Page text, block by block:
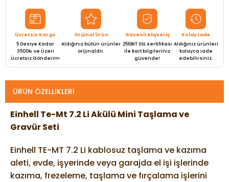
Ücretsiz Kargo
5 Desiye Kadar
3500₺ ve Üzeri
Ücretsiz Gönderim
Orijinal Ürün
Aldığınız bütün ürünler
orijinaldir.
Güvenli Alışveriş
256BIT SSL sertifikası
ile kart bilgileriniz
güvende!
Kolay İade
Aldığınız ürünleri
kolayca iade
edebilirsiniz.
ÜRÜN ÖZELLIKLERI
Einhell Te-Mt 7.2 Li Akülü Mini Taşlama ve
Gravür Seti
Einhell TE-MT 7.2 Li kablosuz taşlama ve kazıma
aleti, evde, işyerinde veya garajda el işi işlerinde
kazıma, frezeleme, taşlama ve fırçalama işlerini